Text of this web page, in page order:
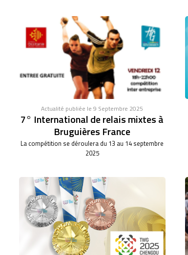
Actualité publiée le 9 Septembre 2025
7° International de relais mixtes à
Bruguières France
La compétition se déroulera du 13 au 14 septembre
2025